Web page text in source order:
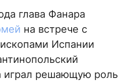
глава Фанара
на встрече с
Испании
играл решающую роль